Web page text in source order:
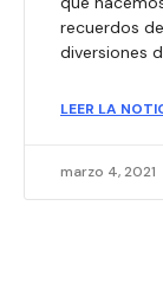
recuerdos
diversiones
LEER LA
marzo 4, 2021